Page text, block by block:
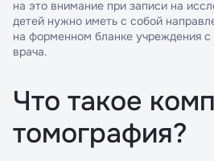
на это внимание при записи на
детей нужно иметь с собой
на форменном бланке учреждения
врача.
Что такое
томография?